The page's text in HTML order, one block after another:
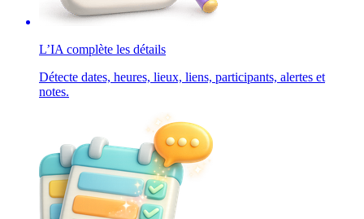
L’IA complète les détails
Détecte dates, heures, lieux, liens, participants, alertes et
notes.